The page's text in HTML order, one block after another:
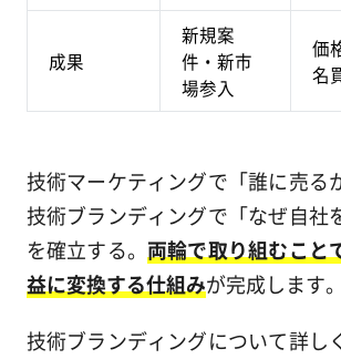
成果
新規案
件・新市
場参入
価
名
技術マーケティングで「誰に売る
技術ブランディングで「なぜ自社
を確立する。両輪で取り組むこと
益に変換する仕組みが完成します。
技術ブランディングについて詳し